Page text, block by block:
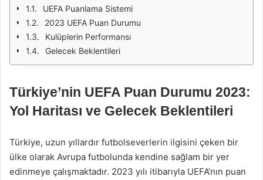
UEFA Puanlama Sistemi
2023 UEFA Puan Durumu
Kulüplerin Performansı
Gelecek Beklentileri
Türkiye’nin UEFA Puan Durumu 2023:
Yol Haritası ve Gelecek Beklentileri
Türkiye, uzun yıllardır futbolseverlerin ilgisini çeken bir
ülke olarak Avrupa futbolunda kendine sağlam bir yer
edinmeye çalışmaktadır. 2023 yılı itibarıyla UEFA’nın puan